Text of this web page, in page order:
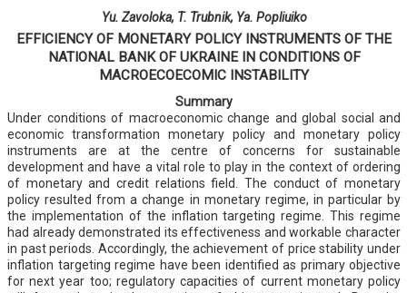
Yu. Zavoloka, T. Trubnik, Ya. Popliuiko
EFFICIENCY OF MONETARY POLICY INSTRUMENTS OF THE
NATIONAL BANK OF UKRAINE IN CONDITIONS OF
MACROECOECOMIC INSTABILITY
Summary
Under conditions of macroeconomic change and global social and
economic transformation monetary policy and monetary policy
instruments are at the centre of concerns for sustainable
development and have a vital role to play in the context of ordering
of monetary and credit relations field. The conduct of monetary
policy resulted from a change in monetary regime, in particular by
the implementation of the inflation targeting regime. This regime
had already demonstrated its effectiveness and workable character
in past periods. Accordingly, the achievement of price stability under
inflation targeting regime have been identified as primary objective
for next year too; regulatory capacities of current monetary policy